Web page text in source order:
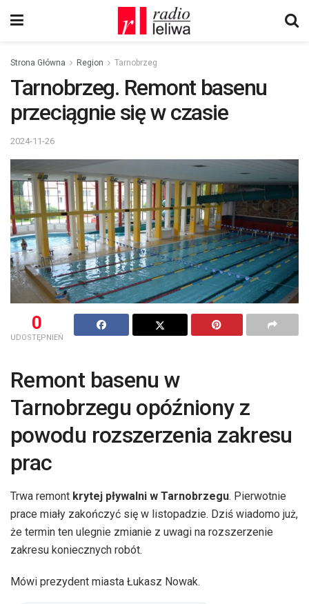
Strona Główna Region Tarnobrzeg
Tarnobrzeg. Remont basenu
przeciągnie się w czasie
2024-11-26
0
UDOSTĘPNIEŃ
Remont basenu w
Tarnobrzegu opóźniony z
powodu rozszerzenia zakresu
prac
Trwa remont krytej pływalni w Tarnobrzegu. Pierwotnie
prace miały zakończyć się w listopadzie. Dziś wiadomo już,
że termin ten ulegnie zmianie z uwagi na rozszerzenie
zakresu koniecznych robót.
Mówi prezydent miasta Łukasz Nowak.